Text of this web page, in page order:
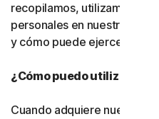
recopilamos, utilizamos y
personales en nuestros
y cómo puede ejercer sus
¿Cómo puedo utilizar el
Cuando adquiere nuestro